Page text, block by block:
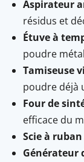
Aspirateur
résidus et
Étuve à
poudre métal
Tamiseuse
poudre déjà
Four de
efficace du
Scie à ruban
Générateur